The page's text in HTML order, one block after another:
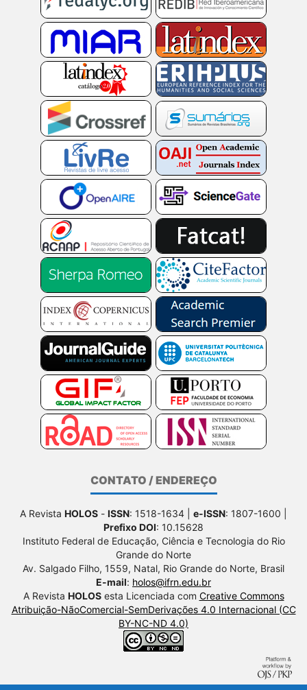
CONTATO / ENDEREÇO
A Revista HOLOS - ISSN: 1518-1634 | e-ISSN: 1807-1600 |
Prefixo DOI: 10.15628
Instituto Federal de Educação, Ciência e Tecnologia do Rio
Grande do Norte
Av. Salgado Filho, 1559, Natal, Rio Grande do Norte, Brasil
E-mail: holos@ifrn.edu.br
A Revista HOLOSesta Licenciada com Creative Commons
Atribuição-NãoComercial-SemDerivações 4.0 Internacional (CC
BY-NC-ND 4.0)